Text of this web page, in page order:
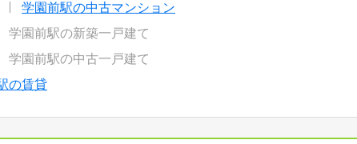
学園前駅の中古マンション
学園前駅の新築一戸建て
学園前駅の中古一戸建て
の賃貸